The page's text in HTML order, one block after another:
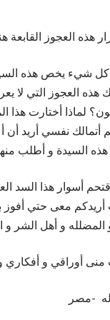
هذه العجوز القابعة
كل شيء يخص هذه
العجوز التي لا
لماذا أختارت هذا
لَم أتمالك نفسي
السيدة و أطلب
أسوار هذا السد
معى حتي أفوز
المضلله و أهل الشر
منى أوراقي و
-مصر